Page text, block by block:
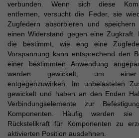
verbunden. Wenn sich diese
entfernen, versucht die Feder, sie
Zugfedern absorbieren und
einen Widerstand gegen eine Zugkraft.
die bestimmt, wie eng eine
Vorspannung kann entsprechend den
einer bestimmten Anwendung
werden gewickelt, um einer
entgegenzuwirken. Im unbelasteten
gewickelt und haben an den Enden
Verbindungselemente zur
Komponenten. Häufig werden
Rückstellkraft für Komponenten zu
aktivierten Position ausdehnen.